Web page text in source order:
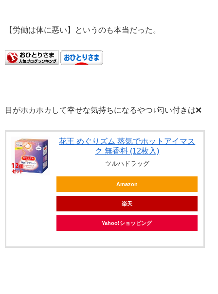
【労働は体に悪い】というのも本当だった。
目がホカホカして幸せな気持ちになるやつ↓匂い付きは❌️
花王 めぐりズム 蒸気でホットアイマス
ク 無香料 (12枚入)
ツルハドラッグ
Amazon
楽天
Yahoo!ショッピング